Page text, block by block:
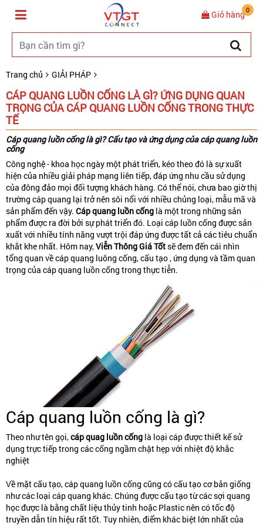
Giỏ hàng0
Trang chủ GIẢI PHÁP
CÁP QUANG LUỒN CỐNG LÀ GÌ? ỨNG DỤNG QUAN
TRỌNG CỦA CÁP QUANG LUỒN CỐNG TRONG THỰC
TẾ
Cáp quang luồn cống là gì? Cấu tạo và ứng dụng của cáp quang luồn
cống
Công nghệ - khoa học ngày một phát triển, kéo theo đó là sự xuất
hiện của nhiều giải pháp mạng liên tiếp, đáp ứng nhu cầu sử dụng
của đông đảo mọi đối tượng khách hàng. Có thể nói, chưa bao giờ thị
trường cáp quang lại trở nên sôi nổi với nhiều chủng loại, mẫu mã và
sản phẩm đến vậy. Cáp quang luồn cống là một trong những sản
phẩm được ra đời bởi sự phát triển đó. Loại cáp luồn cống được sản
xuất với nhiều tính năng vượt trội đáp ứng được tất cả các tiêu chuẩn
khắt khe nhất. Hôm nay,Viễn Thông Giá Tốtsẽ đem đến cái nhìn
tổng quan về cáp quang luông cống, cấu tạo , ứng dụng và tầm quan
trọng của cáp quang luồn cống trong thực tiễn.
Cáp quang luồn cống là gì?
Theo như tên gọi,cáp quag luồn cống là loại cáp được thiết kế sử
dụng trực tiếp trong các cống ngầm chật hẹp với nhiệt độ khắc
nghiệt
Về mặt cấu tạo, cáp quang luồn cống cũng có cấu tạo cơ bản giống
như các loại cáp quang khác. Chúng được cấu tạo từ các sợi quang
học được là bằng chất liệu thủy tinh hoặc Plastic nên có tốc độ
truyền dẫn tín hiệu rất tốt. Tuy nhiên, điểm khác biệt lớn nhất của